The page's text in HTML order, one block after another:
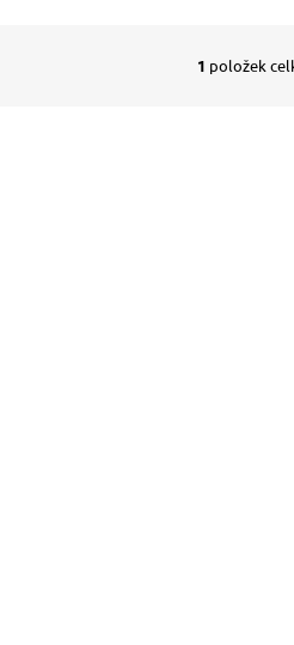
1 položek